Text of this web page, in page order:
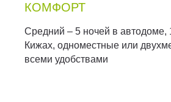
КОМФОРТ
Средний – 5 ночей в автодоме,
Кижах, одноместные или
всеми удобствами